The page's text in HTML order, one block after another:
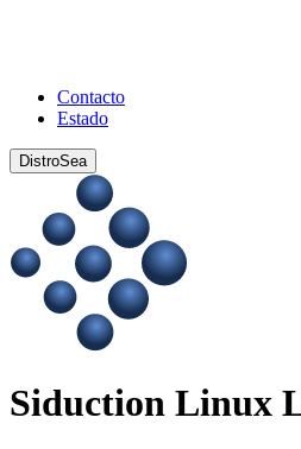
Contacto
Estado
DistroSea
Siduction Linux